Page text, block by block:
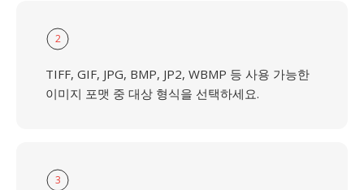
2
TIFF, GIF, JPG, BMP, JP2, WBMP 등 사용 가능한
이미지 포맷 중 대상 형식을 선택하세요.
3